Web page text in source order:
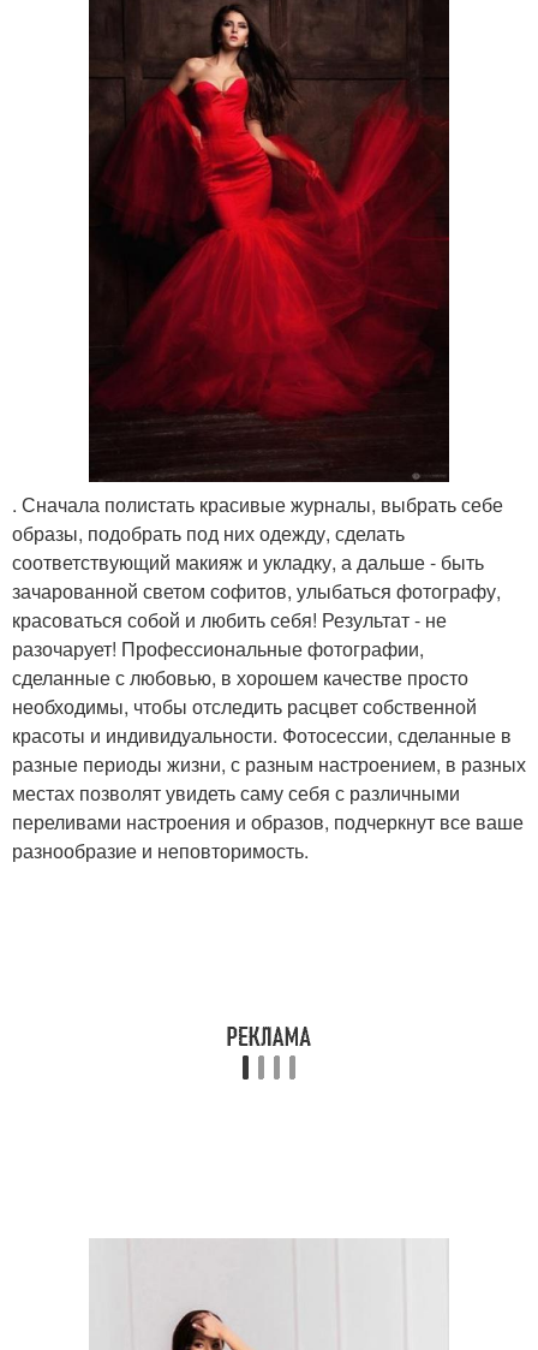
. Сначала полистать красивые журналы, выбрать себе
образы, подобрать под них одежду, сделать
соответствующий макияж и укладку, а дальше - быть
зачарованной светом софитов, улыбаться фотографу,
красоваться собой и любить себя! Результат - не
разочарует! Профессиональные фотографии,
сделанные с любовью, в хорошем качестве просто
необходимы, чтобы отследить расцвет собственной
красоты и индивидуальности. Фотосессии, сделанные в
разные периоды жизни, с разным настроением, в разных
местах позволят увидеть саму себя с различными
переливами настроения и образов, подчеркнут все ваше
разнообразие и неповторимость.